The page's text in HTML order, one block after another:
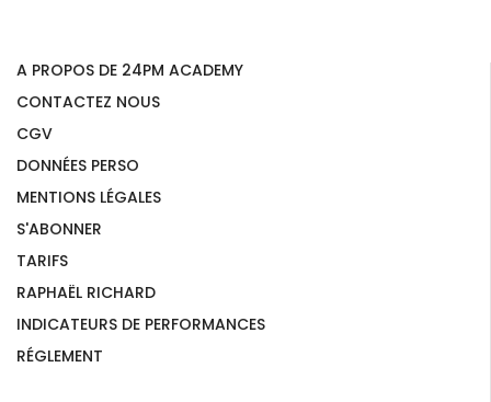
A PROPOS DE 24PM ACADEMY
CONTACTEZ NOUS
CGV
DONNÉES PERSO
MENTIONS LÉGALES
S'ABONNER
TARIFS
RAPHAËL RICHARD
INDICATEURS DE PERFORMANCES
RÉGLEMENT